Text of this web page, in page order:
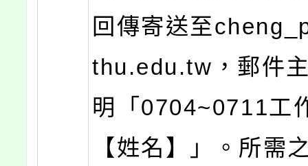
回傳寄送至
thu.edu.tw，郵件
明「0704~0711工
【姓名】」。所需